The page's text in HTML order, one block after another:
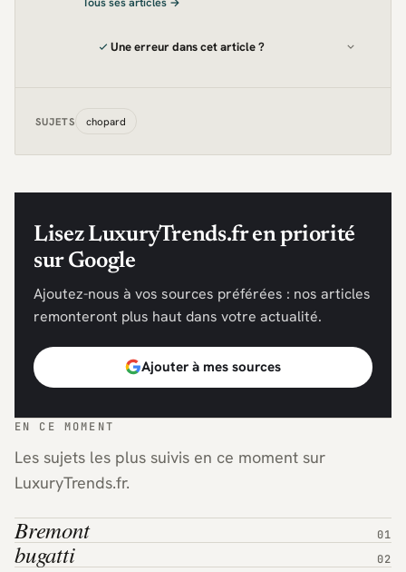
Tous ses articles →
Une erreur dans cet article ?
SUJETS chopard
Lisez LuxuryTrends.fr en priorité
sur Google
Ajoutez-nous à vos sources préférées : nos articles
remonteront plus haut dans votre actualité.
Ajouter à mes sources
EN CE MOMENT
Les sujets les plus suivis en ce moment sur
LuxuryTrends.fr.
Bremont
bugatti